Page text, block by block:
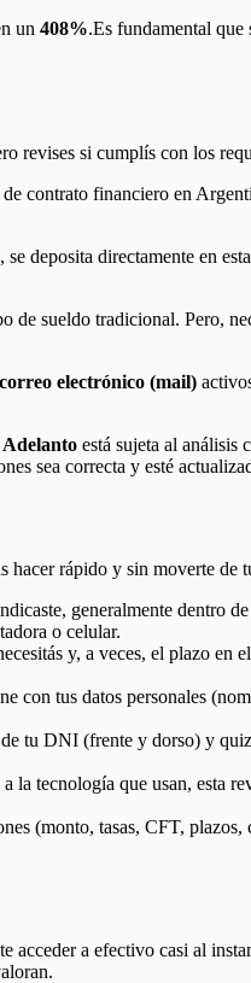
un 408%.Es fundamental que
revises si cumplís con los
contrato financiero en
deposita directamente en
de sueldo tradicional. Pero,
electrónico (mail)
Adelanto está sujeta al análisis
sea correcta y esté
rápido y sin moverte de
generalmente dentro
o celular.
y, a veces, el plazo
con tus datos personales
tu DNI (frente y dorso) y
la tecnología que usan, esta
(monto, tasas, CFT,
a efectivo casi al